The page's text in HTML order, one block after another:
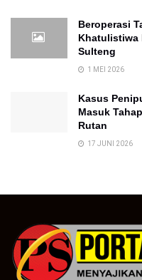
Beroperasi
Khatulistiwa
Sulteng
1 MEI 2026
Kasus
Masuk
Rutan
17 JUNI 2026